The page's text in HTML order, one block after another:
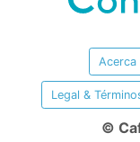
Acerca
Legal &
©